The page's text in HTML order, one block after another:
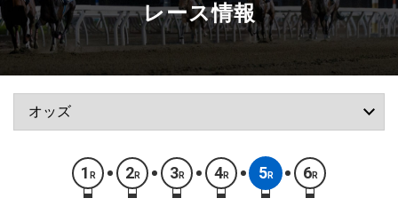
レース情報
1 R 2R 3R 4R 5R 6R